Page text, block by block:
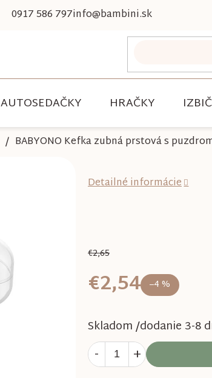
0917 586 797info@bambini.sk
AUTOSEDAČKY HRAČKY
BABYONO Kefka zubná prstová s
€2,65
–4 %
€2,54
Skladom /dodanie 3-8
Detailné informácie